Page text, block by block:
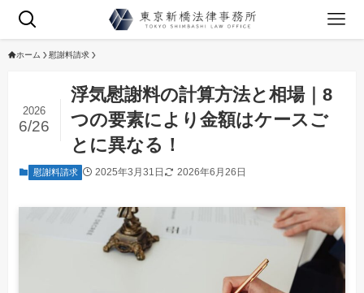
ホーム 慰謝料請求
浮気慰謝料の計算方法と相場｜8
つの要素により金額はケースご
とに異なる！
2026
6/26
慰謝料請求 2025年3月31日 2026年6月26日